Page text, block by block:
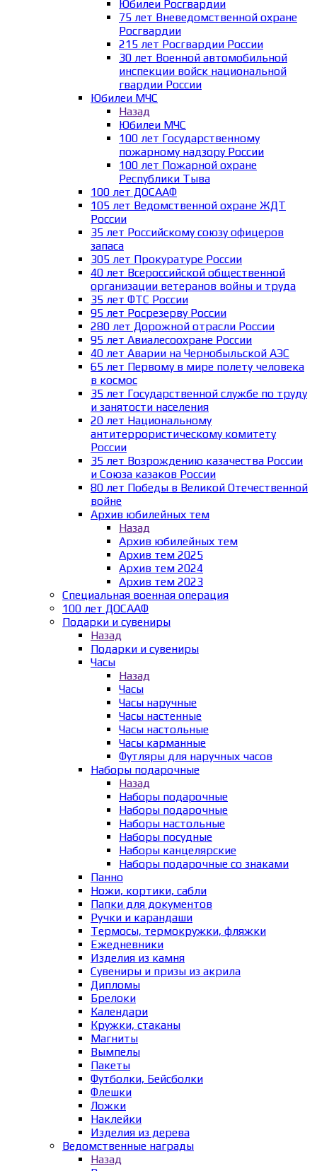
Юбилеи Росгвардии
75 лет Вневедомственной охране
Росгвардии
215 лет Росгвардии России
30 лет Военной автомобильной
инспекции войск национальной
гвардии России
Юбилеи МЧС
Назад
Юбилеи МЧС
100 лет Государственному
пожарному надзору России
100 лет Пожарной охране
Республики Тыва
100 лет ДОСААФ
105 лет Ведомственной охране ЖДТ
России
35 лет Российскому союзу офицеров
запаса
305 лет Прокуратуре России
40 лет Всероссийской общественной
организации ветеранов войны и труда
35 лет ФТС России
95 лет Росрезерву России
280 лет Дорожной отрасли России
95 лет Авиалесоохране России
40 лет Аварии на Чернобыльской АЭС
65 лет Первому в мире полету человека
в космос
35 лет Государственной службе по труду
и занятости населения
20 лет Национальному
антитеррористическому комитету
России
35 лет Возрождению казачества России
и Союза казаков России
80 лет Победы в Великой Отечественной
войне
Архив юбилейных тем
Назад
Архив юбилейных тем
Архив тем 2025
Архив тем 2024
Архив тем 2023
Специальная военная операция
100 лет ДОСААФ
Подарки и сувениры
Назад
Подарки и сувениры
Часы
Назад
Часы
Часы наручные
Часы настенные
Часы настольные
Часы карманные
Футляры для наручных часов
Наборы подарочные
Назад
Наборы подарочные
Наборы подарочные
Наборы настольные
Наборы посудные
Наборы канцелярские
Наборы подарочные со знаками
Панно
Ножи, кортики, сабли
Папки для документов
Ручки и карандаши
Термосы, термокружки, фляжки
Ежедневники
Изделия из камня
Сувениры и призы из акрила
Дипломы
Брелоки
Календари
Кружки, стаканы
Магниты
Вымпелы
Пакеты
Футболки, Бейсболки
Флешки
Ложки
Наклейки
Изделия из дерева
Ведомственные награды
Назад